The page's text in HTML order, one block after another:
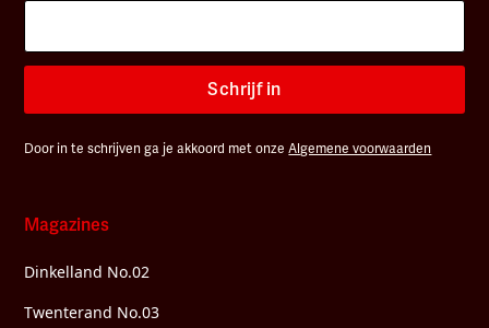
Schrijf in
Door in te schrijven ga je akkoord met onzeAlgemene voorwaarden
Magazines
Dinkelland No.02
Twenterand No.03